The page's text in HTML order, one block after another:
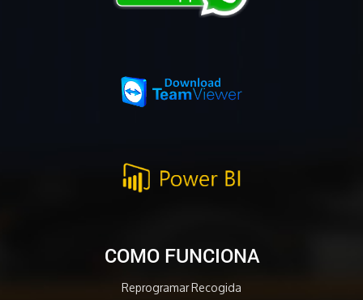
COMO FUNCIONA
Reprogramar Recogida